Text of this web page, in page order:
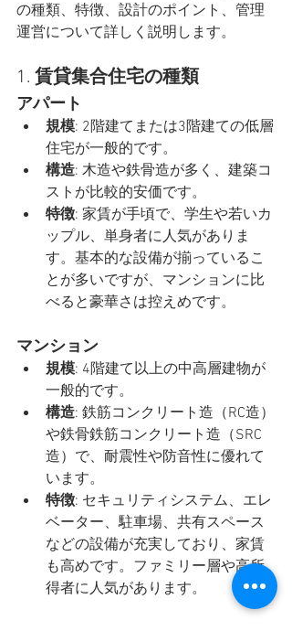
の種類、特徴、設計のポイント、管理
運営について詳しく説明します。
1. 賃貸集合住宅の種類
アパート
規模: 2階建てまたは3階建ての低層
住宅が一般的です。
構造: 木造や鉄骨造が多く、建築コ
ストが比較的安価です。
特徴: 家賃が手頃で、学生や若いカ
ップル、単身者に人気がありま
す。基本的な設備が揃っているこ
とが多いですが、マンションに比
べると豪華さは控えめです。
マンション
規模: 4階建て以上の中高層建物が
一般的です。
構造: 鉄筋コンクリート造（RC造）
や鉄骨鉄筋コンクリート造（SRC
造）で、耐震性や防音性に優れて
います。
特徴: セキュリティシステム、エレ
ベーター、駐車場、共有スペース
などの設備が充実しており、家賃
も高めです。ファミリー層や高所
得者に人気があります。